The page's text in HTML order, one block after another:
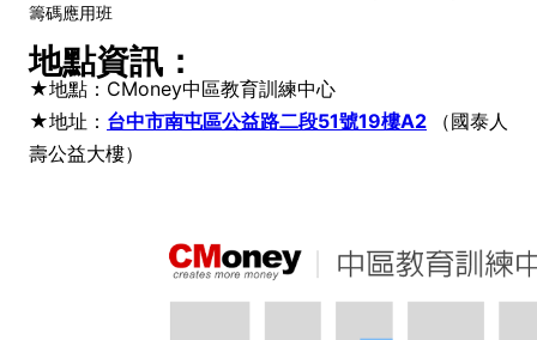
籌碼應用班
地點資訊：
★地點：CMoney中區教育訓練中心
★地址： 台中市南屯區公益路二段51號19樓A2
（國泰人
壽公益大樓）